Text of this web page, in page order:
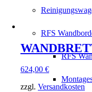
RFS
RFS
624,00 €
zzgl. Versandkosten